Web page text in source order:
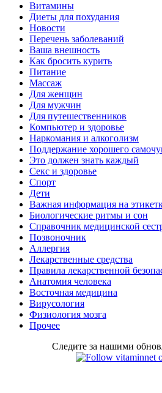
Витамины
Диеты для похудания
Новости
Перечень заболеваний
Ваша внешность
Как бросить курить
Питание
Массаж
Для женщин
Для мужчин
Для путешественников
Компьютер и здоровье
Наркомания и алкоголизм
Поддержание хорошего
Это должен знать каждый
Секс и здоровье
Спорт
Дети
Важная информация на
Биологические ритмы и сон
Справочник медицинской
Позвоночник
Аллергия
Лекарственные средства
Правила лекарственной
Aнатомия человека
Восточная медицина
Вирусология
Физиология мозга
Прочее
Следите за нашими